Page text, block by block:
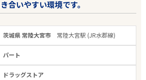
合いやすい環境です。
茨城県 常陸大宮市 常陸大宮駅 (JR水郡線)
パート
ドラッグストア